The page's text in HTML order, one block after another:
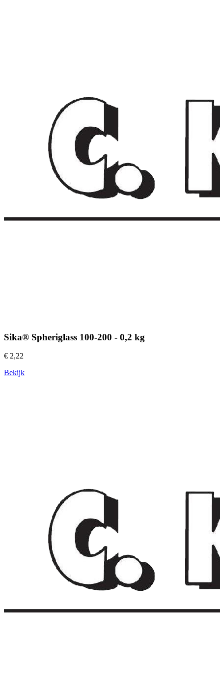
Sika® Spheriglass 100-200 - 0,2 kg
€ 2,22
Bekijk